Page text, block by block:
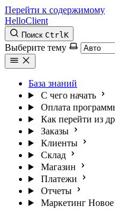
Перейти к содержимому
HelloClient
Поиск CtrlK
Выберите тему
База знаний
С чего начать
Оплата
Как перейти из
Заказы
Клиенты
Склад
Магазин
Платежи
Отчеты
Маркетинг Новое